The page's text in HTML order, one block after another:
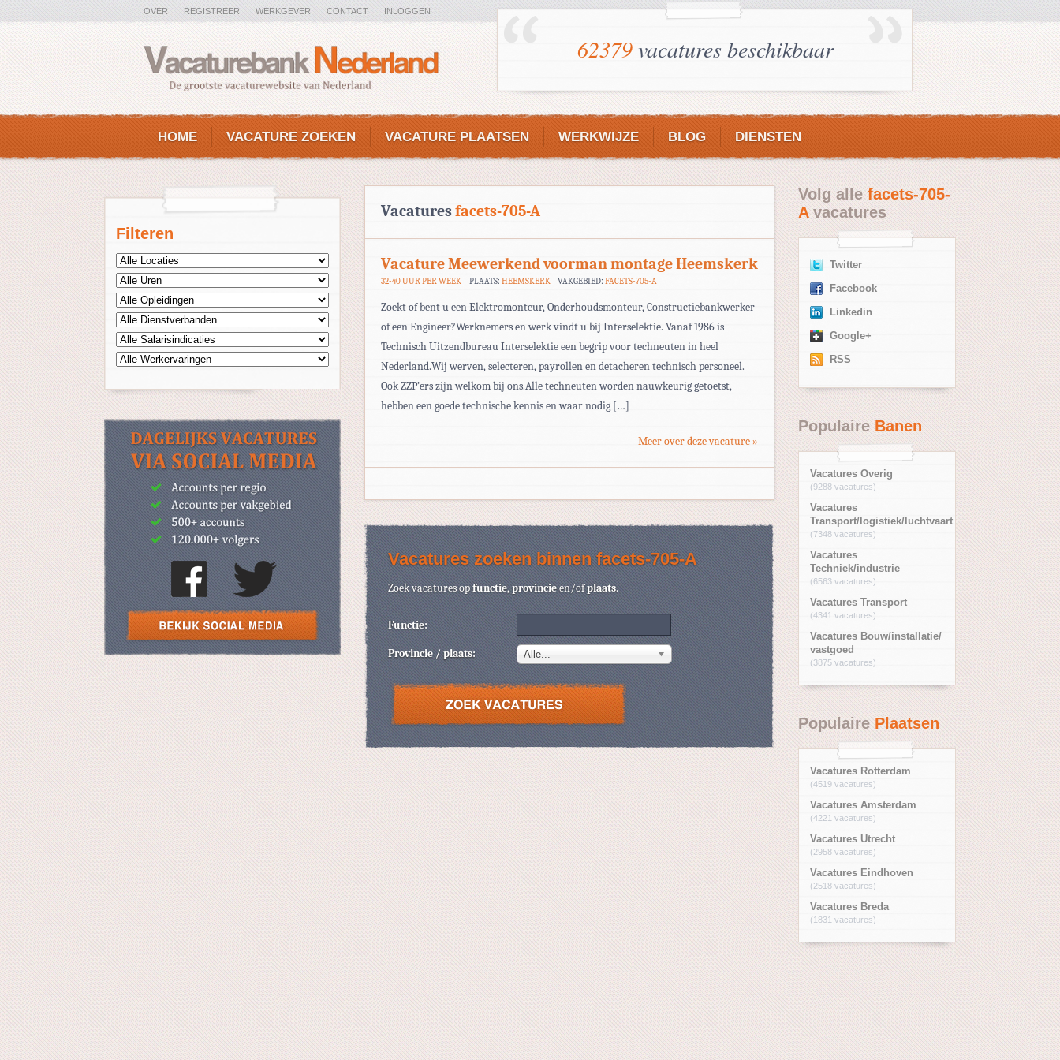
OVER REGISTREER WERKGEVER CONTACT INLOGGEN
62379vacatures beschikbaar
HOME VACATURE ZOEKEN VACATURE PLAATSEN WERKWIJZE BLOG DIENSTEN
Filteren
Vacaturesfacets-705-A
Vacature Meewerkend voorman montage Heemskerk
32-40 UUR PER WEEK PLAATS: HEEMSKERK VAKGEBIED:FACETS-705-A
Zoekt of bent u een Elektromonteur, Onderhoudsmonteur, Constructiebankwerker
of een Engineer?Werknemers en werk vindt u bij Interselektie. Vanaf 1986 is
Technisch Uitzendbureau Interselektie een begrip voor techneuten in heel
Nederland.Wij werven, selecteren, payrollen en detacheren technisch personeel.
Ook ZZP’ers zijn welkom bij ons.Alle techneuten worden nauwkeurig getoetst,
hebben een goede technische kennis en waar nodig […]
Meer over deze vacature »
Vacatures zoeken binnen facets-705-A
Zoek vacatures opfunctie,provincieen/ofplaats.
Functie:
Provincie / plaats: Alle...
Volg allefacets-705-
Avacatures
Twitter
Facebook
Linkedin
Google+
RSS
PopulaireBanen
Vacatures Overig
(9288 vacatures)
Vacatures
Transport/logistiek/luchtvaart
(7348 vacatures)
Vacatures
Techniek/industrie
(6563 vacatures)
Vacatures Transport
(4341 vacatures)
Vacatures Bouw/installatie/
vastgoed
(3875 vacatures)
Populaire Plaatsen
Vacatures Rotterdam
(4519 vacatures)
Vacatures Amsterdam
(4221 vacatures)
Vacatures Utrecht
(2958 vacatures)
Vacatures Eindhoven
(2518 vacatures)
Vacatures Breda
(1831 vacatures)